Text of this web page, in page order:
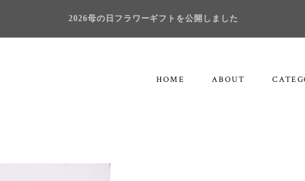
2026母の日フラワーギフトを公開しました
HOME ABOUT